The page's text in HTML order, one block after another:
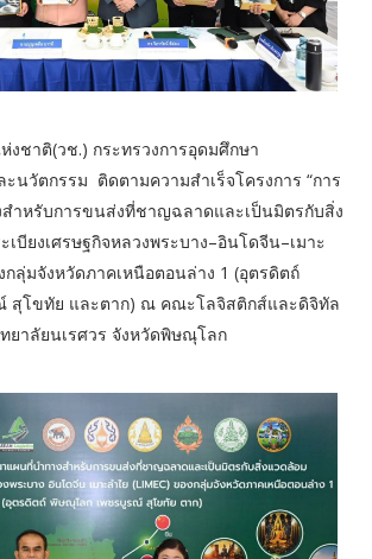
งชาติ(วช.) กระทรวงการอุดมศึกษา
นวัตกรรม ติดตามความสำเร็จโครงการ “การ
ำหรับการขนส่งที่ชาญฉลาดและเป็นมิตรกับสิ่ง
บียงเศรษฐกิจหลวงพระบาง–อินโดจีน–เมาะ
กลุ่มจังหวัดภาคเหนือตอนล่าง 1 (อุตรดิตถ์
สุโขทัย และตาก) ณ คณะโลจิสติกส์และดิจิทัล
ยาลัยนเรศวร จังหวัดพิษณุโลก